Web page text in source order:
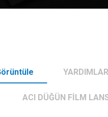
ACI DÜĞÜN FİLM